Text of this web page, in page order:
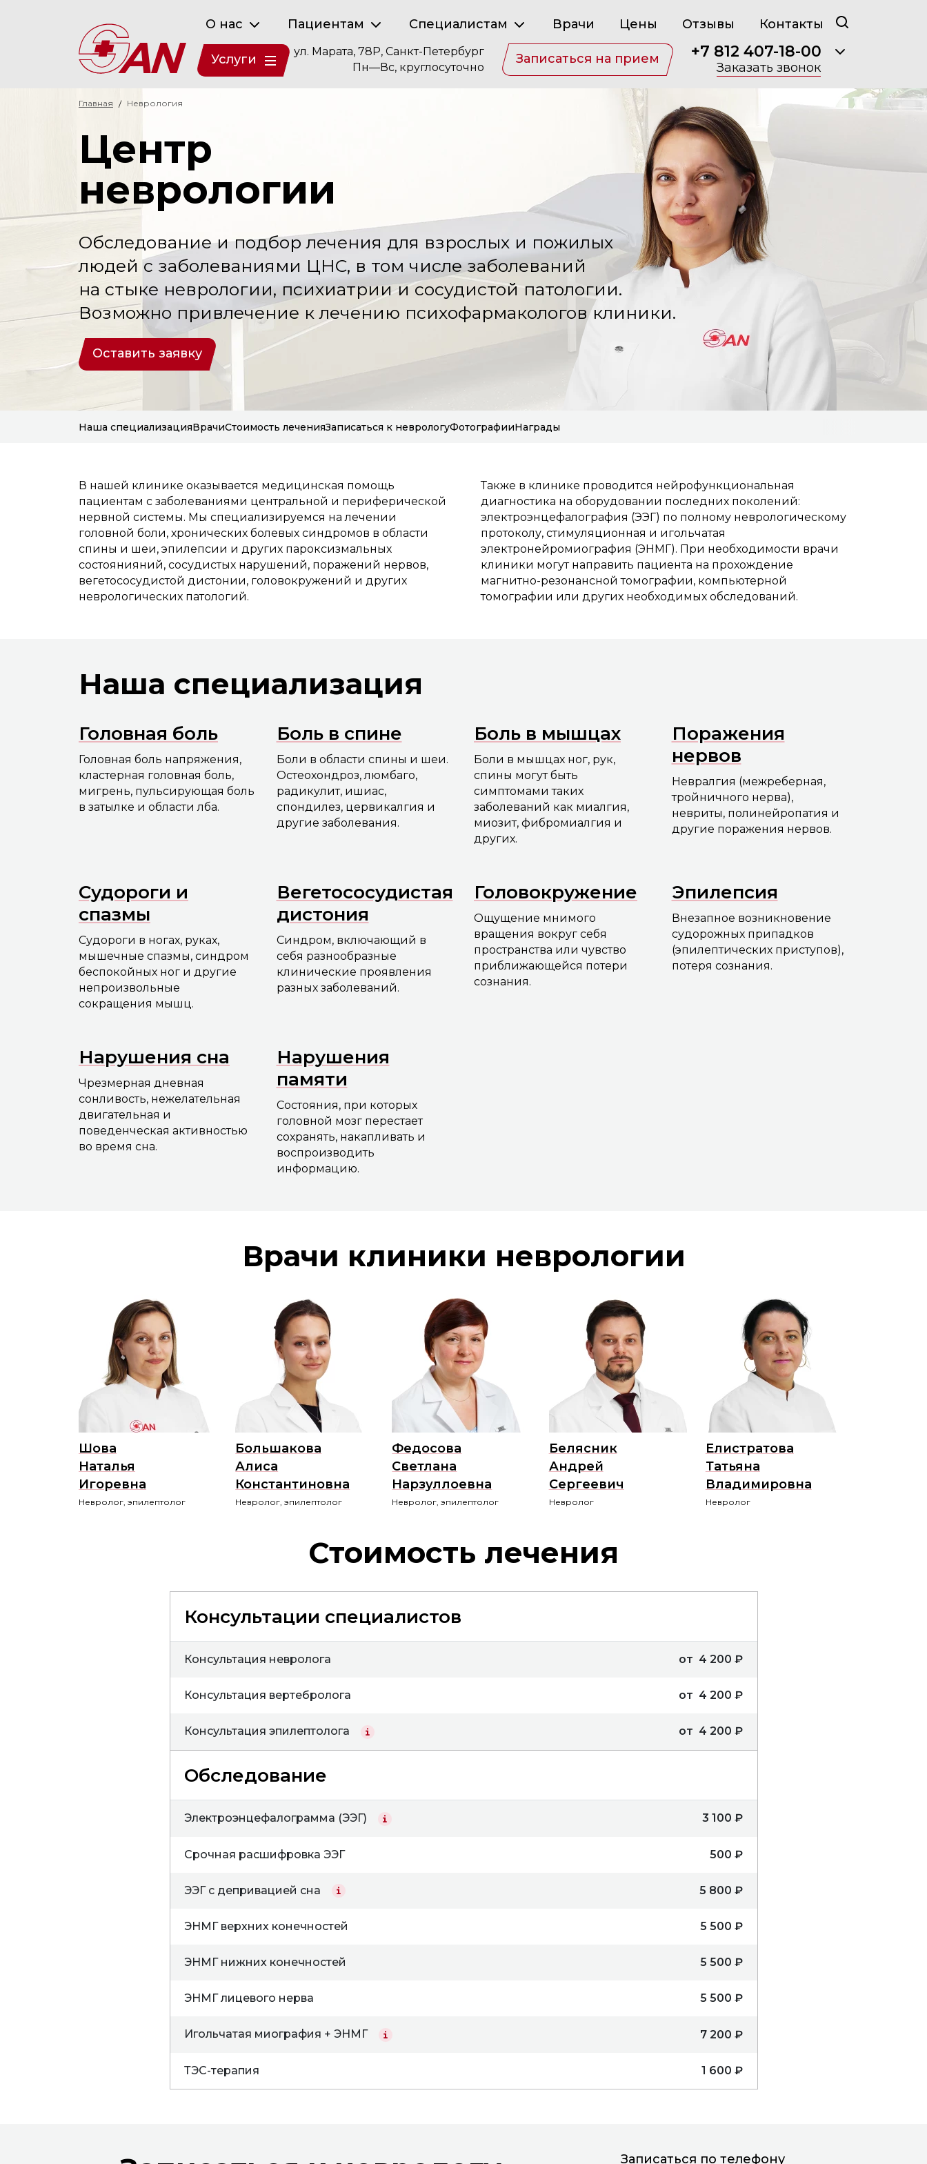
О нас Пациентам Специалистам Врачи Цены Отзывы Контакты
Услуги
ул. Марата, 78Р, Санкт-Петербург
Пн—Вс, круглосуточно
Записаться на прием +7 812 407-18-00
Заказать звонок
Главная Неврология
Центр
неврологии
Обследование и подбор лечения для взрослых и пожилых
людей с заболеваниями ЦНС, в том числе заболеваний
на стыке неврологии, психиатрии и сосудистой патологии.
Возможно привлечение к лечению психофармакологов клиники.
Оставить заявку
Наша специализацияВрачиСтоимость леченияЗаписаться к неврологуФотографииНаграды
В нашей клинике оказывается медицинская помощь
пациентам с заболеваниями центральной и периферической
нервной системы. Мы специализируемся на лечении
головной боли, хронических болевых синдромов в области
спины и шеи, эпилепсии и других пароксизмальных
состоянияний, сосудистых нарушений, поражений нервов,
вегетососудистой дистонии, головокружений и других
неврологических патологий.
Также в клинике проводится нейрофункциональная
диагностика на оборудовании последних поколений:
электроэнцефалография (ЭЭГ) по полному неврологическому
протоколу, стимуляционная и игольчатая
электронейромиография (ЭНМГ). При необходимости врачи
клиники могут направить пациента на прохождение
магнитно-резонансной томографии, компьютерной
томографии или других необходимых обследований.
Наша специализация
Головная боль
Головная боль напряжения,
кластерная головная боль,
мигрень, пульсирующая боль
в затылке и области лба.
Боль в спине
Боли в области спины и шеи.
Остеохондроз, люмбаго,
радикулит, ишиас,
спондилез, цервикалгия и
другие заболевания.
Боль в мышцах
Боли в мышцах ног, рук,
спины могут быть
симптомами таких
заболеваний как миалгия,
миозит, фибромиалгия и
других.
Поражения
нервов
Невралгия (межреберная,
тройничного нерва),
невриты, полинейропатия и
другие поражения нервов.
Судороги и
спазмы
Судороги в ногах, руках,
мышечные спазмы, синдром
беспокойных ног и другие
непроизвольные
сокращения мышц.
Вегетососудистая
дистония
Синдром, включающий в
себя разнообразные
клинические проявления
разных заболеваний.
Головокружение
Ощущение мнимого
вращения вокруг себя
пространства или чувство
приближающейся потери
сознания.
Эпилепсия
Внезапное возникновение
судорожных припадков
(эпилептических приступов),
потеря сознания.
Нарушения сна
Чрезмерная дневная
сонливость, нежелательная
двигательная и
поведенческая активностью
во время сна.
Нарушения
памяти
Состояния, при которых
головной мозг перестает
сохранять, накапливать и
воспроизводить
информацию.
Врачи клиники неврологии
Шова
Наталья
Игоревна
Невролог, эпилептолог
Большакова
Алиса
Константиновна
Невролог, эпилептолог
Федосова
Светлана
Нарзуллоевна
Невролог, эпилептолог
Белясник
Андрей
Сергеевич
Невролог
Елистратова
Татьяна
Владимировна
Невролог
Стоимость лечения
Консультации специалистов
Консультация невролога от 4 200 ₽
Консультация вертебролога от 4 200 ₽
Консультация эпилептолога от 4 200 ₽
Обследование
Электроэнцефалограмма (ЭЭГ) 3 100 ₽
Срочная расшифровка ЭЭГ 500 ₽
ЭЭГ с депривацией сна 5 800 ₽
ЭНМГ верхних конечностей 5 500 ₽
ЭНМГ нижних конечностей 5 500 ₽
ЭНМГ лицевого нерва 5 500 ₽
Игольчатая миография + ЭНМГ 7 200 ₽
ТЭС-терапия 1 600 ₽
Записаться по телефону